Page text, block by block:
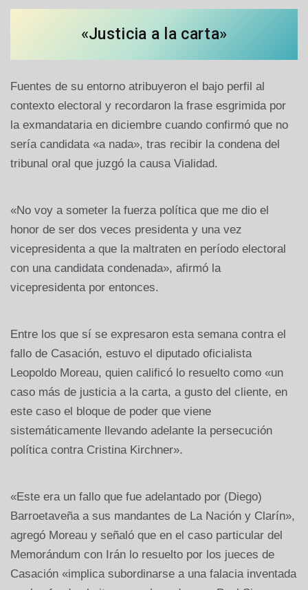
«Justicia a la carta»
Fuentes de su entorno atribuyeron el bajo perfil al
contexto electoral y recordaron la frase esgrimida por
la exmandataria en diciembre cuando confirmó que no
sería candidata «a nada», tras recibir la condena del
tribunal oral que juzgó la causa Vialidad.
«No voy a someter la fuerza política que me dio el
honor de ser dos veces presidenta y una vez
vicepresidenta a que la maltraten en período electoral
con una candidata condenada», afirmó la
vicepresidenta por entonces.
Entre los que sí se expresaron esta semana contra el
fallo de Casación, estuvo el diputado oficialista
Leopoldo Moreau, quien calificó lo resuelto como «un
caso más de justicia a la carta, a gusto del cliente, en
este caso el bloque de poder que viene
sistemáticamente llevando adelante la persecución
política contra Cristina Kirchner».
«Este era un fallo que fue adelantado por (Diego)
Barroetaveña a sus mandantes de La Nación y Clarín»,
agregó Moreau y señaló que en el caso particular del
Memorándum con Irán lo resuelto por los jueces de
Casación «implica subordinarse a una falacia inventada